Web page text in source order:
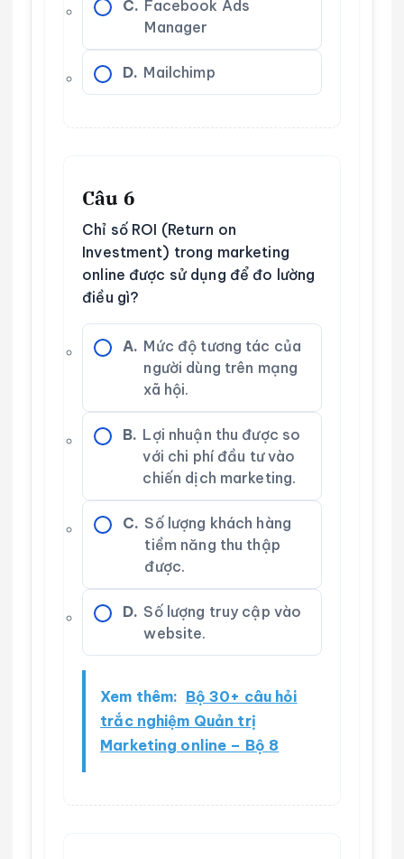
C. Facebook Ads
Manager
D. Mailchimp
Câu 6
Chỉ số ROI (Return on
Investment) trong marketing
online được sử dụng để đo lường
điều gì?
A. Mức độ tương tác của
người dùng trên mạng
xã hội.
B. Lợi nhuận thu được so
với chi phí đầu tư vào
chiến dịch marketing.
C. Số lượng khách hàng
tiềm năng thu thập
được.
D. Số lượng truy cập vào
website.
Xem thêm: Bộ 30+ câu hỏi
trắc nghiệm Quản trị
Marketing online – Bộ 8